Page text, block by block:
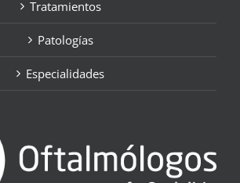
Tratamientos
Patologías
Especialidades